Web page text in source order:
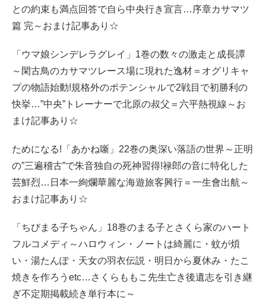
との約束も満点回答で自ら中央行き宣言…序章カサマツ
篇 完～おまけ記事あり☆
「ウマ娘シンデレラグレイ」1巻の数々の激走と成長譚
～閑古鳥のカサマツレース場に現れた逸材＝オグリキャ
プの物語始動!規格外のポテンシャルで2戦目で初勝利の
快挙…”中央”トレーナーで北原の叔父＝六平熱視線～お
まけ記事あり☆
ためになる!「あかね噺」22巻の奥深い落語の世界～正明
の”三遍稽古”で朱音独自の死神習得!禄郎の音に特化した
芸鮮烈…日本一絢爛華麗な海遊旅客興行＝一生會出航～
おまけ記事あり☆
「ちびまる子ちゃん」18巻のまる子とさくら家のハート
フルコメディ～ハロウィン・ノートは綺麗に・蚊が煩
い・湯たんぽ・天女の羽衣伝説・明日から夏休み・たこ
焼きを作ろうetc…さくらももこ先生亡き後遺志を引き継
ぎ不定期掲載続き単行本に～